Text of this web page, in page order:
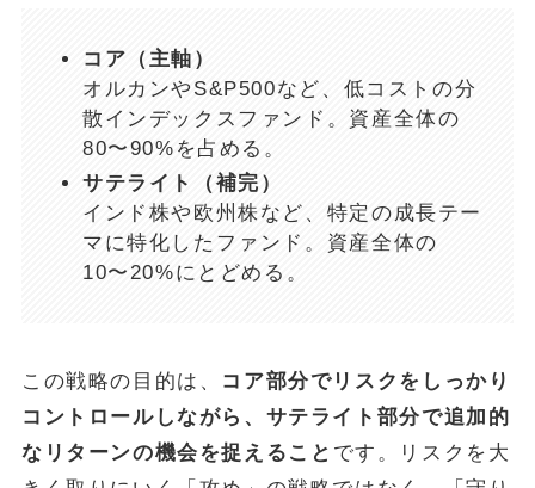
コア（主軸）
オルカンやS&P500など、低コストの分
散インデックスファンド。資産全体の
80〜90%を占める。
サテライト（補完）
インド株や欧州株など、特定の成長テー
マに特化したファンド。資産全体の
10〜20%にとどめる。
この戦略の目的は、 コア部分でリスクをしっかり
コントロールしながら、サテライト部分で追加的
なリターンの機会を捉えること です。リスクを大